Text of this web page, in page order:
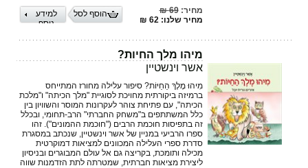
מחיר:69 ₪
מחיר שלנו: 62 ₪
למידע
נוסף
הוסף לסל
מיהו מלך החיות?
אשר וינשטיין
מִיהוּ מֶלֶךְ הַחַיּוֹת? סיפור עלילה מחורז המתייחס
ברמיזה ביקורתית מחויכת לסוגיית "מלך הכיתה" ו"מלכת
הכיתה", עם פתיחת צוהר לעקרונות המוסר והשוויון בין
כלל המשתתפים ב"משחק החברתי" הרב-תחומי, ובכלל
זה בתפיסות חוכמת הרבים ("חוכמת ההמונים"). זהו
ספרו הרביעי במניין של אשר וינשטיין, שנכתב במסגרת
סדרת ספרי העלילה המכוונים למציאות דמוקרטית
מכילה ותומכת, בקריצה גם אל עולם המבוגרים ובניסיון
ליצירת מציאות חברתית, שמטרתה לתת הזדמנות שווה